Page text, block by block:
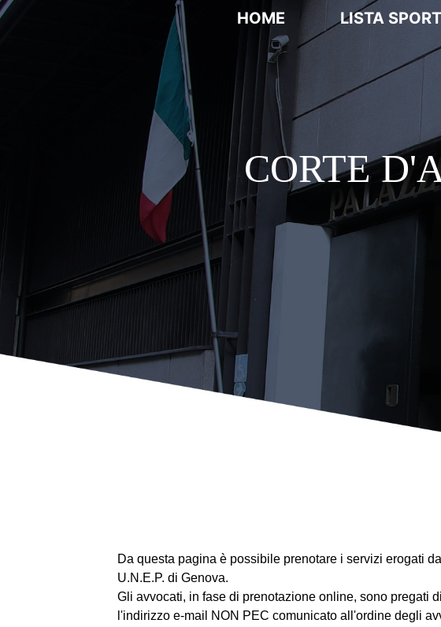
HOME LISTA
CORTE
Da questa pagina è possibile prenotare i servizi erogati
U.N.E.P. di Genova.
Gli avvocati, in fase di prenotazione online, sono pregati
l'indirizzo e-mail NON PEC comunicato all'ordine degli